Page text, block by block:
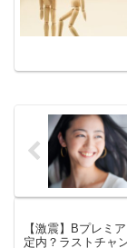
【激震】Bプレミ
定内？ラストチャ